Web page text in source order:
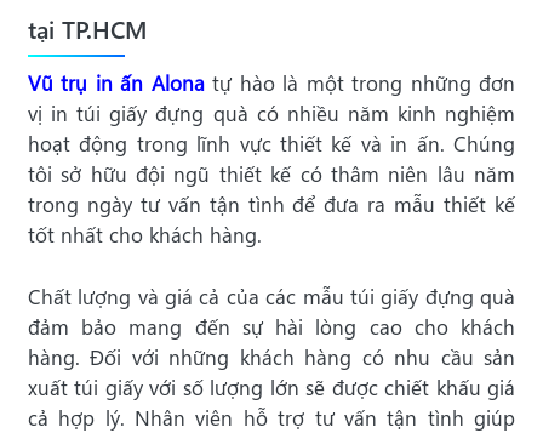
tại TP.HCM
Vũ trụ in ấn Alonatự hào là một trong những đơn
vị in túi giấy đựng quà có nhiều năm kinh nghiệm
hoạt động trong lĩnh vực thiết kế và in ấn. Chúng
tôi sở hữu đội ngũ thiết kế có thâm niên lâu năm
trong ngày tư vấn tận tình để đưa ra mẫu thiết kế
tốt nhất cho khách hàng.
Chất lượng và giá cả của các mẫu túi giấy đựng quà
đảm bảo mang đến sự hài lòng cao cho khách
hàng. Đối với những khách hàng có nhu cầu sản
xuất túi giấy với số lượng lớn sẽ được chiết khấu giá
cả hợp lý. Nhân viên hỗ trợ tư vấn tận tình giúp